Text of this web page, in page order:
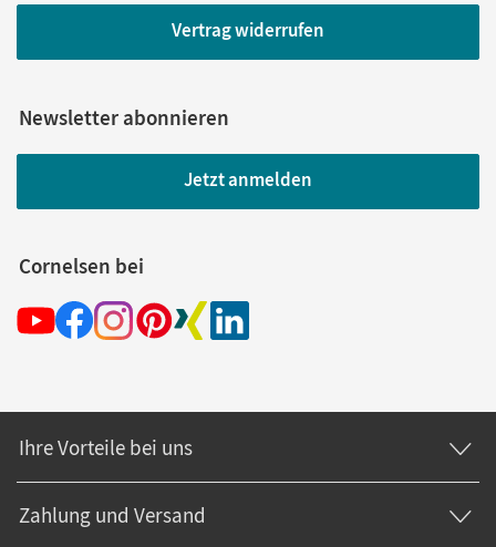
Vertrag widerrufen
Newsletter abonnieren
Jetzt anmelden
Cornelsen bei
Ihre Vorteile bei uns
Zahlung und Versand